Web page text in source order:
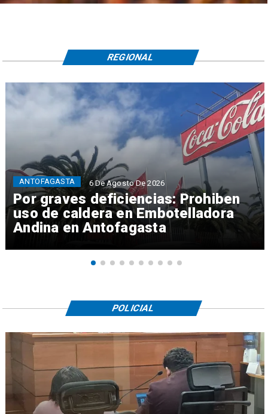
Por graves deficiencias: Prohiben
uso de caldera en Embotelladora
Andina en Antofagasta
ANTOFAGASTA 6 De Agosto De 2026
REGIONAL
POLICIAL